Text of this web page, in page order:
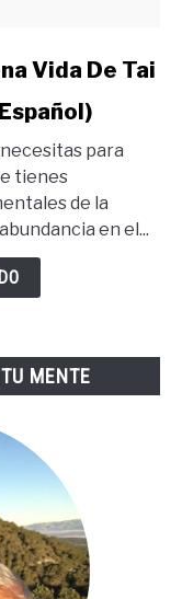
Vida De Tai
para
tienes
de la
en el...
MENTE